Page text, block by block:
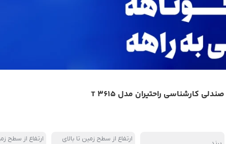
صندلی کارشناسی راحتیران مدل T 3615
ارتفاع از سطح زمین تا بالای
ارتفاع از سطح